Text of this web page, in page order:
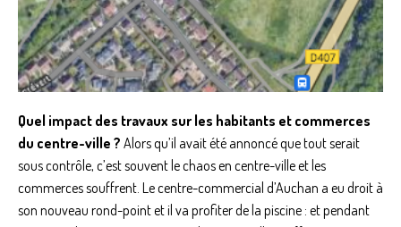
Quel impact des travaux sur les habitants et commerces
du centre-ville ? Alors qu’il avait été annoncé que tout serait
sous contrôle, c’est souvent le chaos en centre-ville et les
commerces souffrent. Le centre-commercial d’Auchan a eu droit à
son nouveau rond-point et il va profiter de la piscine : et pendant